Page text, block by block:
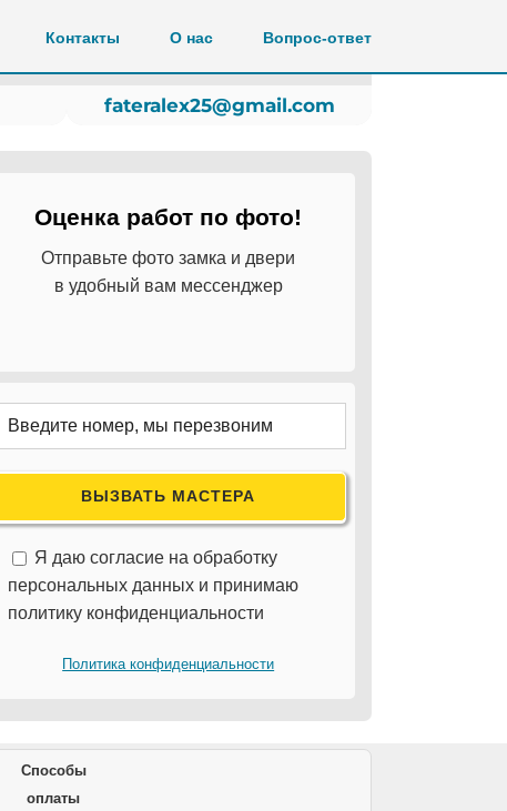
Контакты О нас Вопрос-ответ
fateralex25@gmail.com
Оценка работ по фото!
Отправьте фото замка и двери
в удобный вам мессенджер
Я даю согласие на обработку
персональных данных и принимаю
политику конфиденциальности
Политика конфиденциальности
Способы
оплаты